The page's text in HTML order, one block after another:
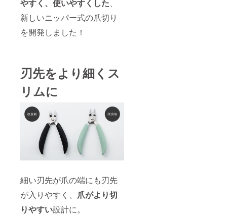
やすく、使いやすくした、
新しいニッパー式の爪切り
を開発しました！
刃先をより細くス
リムに
細い刃先が爪の端にも刃先
が入りやすく、 爪がより切
りやすい設計に。